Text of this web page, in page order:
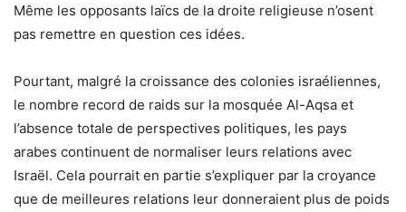
Même les opposants laïcs de la droite religieuse n’osent
pas remettre en question ces idées.
Pourtant, malgré la croissance des colonies israéliennes,
le nombre record de raids sur la mosquée Al-Aqsa et
l’absence totale de perspectives politiques, les pays
arabes continuent de normaliser leurs relations avec
Israël. Cela pourrait en partie s’expliquer par la croyance
que de meilleures relations leur donneraient plus de poids